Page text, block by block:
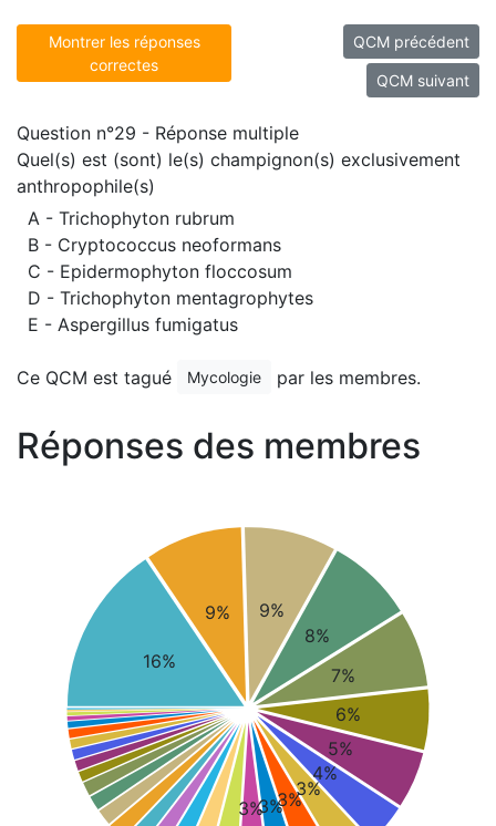
Montrer les réponses
correctes
QCM précédent
QCM suivant
Question n°29 - Réponse multiple
Quel(s) est (sont) le(s) champignon(s) exclusivement
anthropophile(s)
A - Trichophyton rubrum
B - Cryptococcus neoformans
C - Epidermophyton floccosum
D - Trichophyton mentagrophytes
E - Aspergillus fumigatus
Ce QCM est tagué Mycologie par les membres.
Réponses des membres
16%
9%
9%
8%
7%
6%
5%
4%
3%
3%
3%
3%